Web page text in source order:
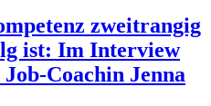
zweitrangig
ist: Im Interview
Coachin Jenna